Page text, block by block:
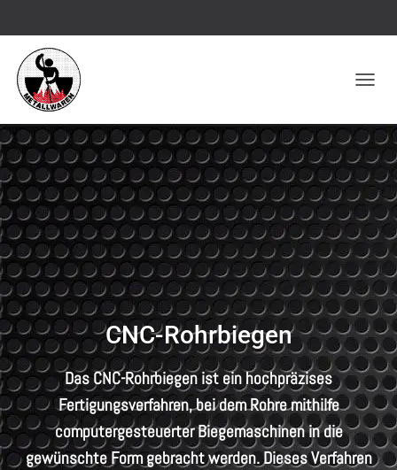
CNC-Rohrbiegen
Das CNC-Rohrbiegen ist ein hochpräzises
Fertigungsverfahren, bei dem Rohre mithilfe
computergesteuerter Biegemaschinen in die
gewünschte Form gebracht werden. Dieses Verfahren